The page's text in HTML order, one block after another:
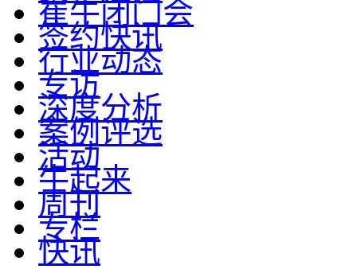
崔牛闭门会
签约快讯
行业动态
专访
深度分析
案例评选
活动
牛起来
周刊
专栏
快讯